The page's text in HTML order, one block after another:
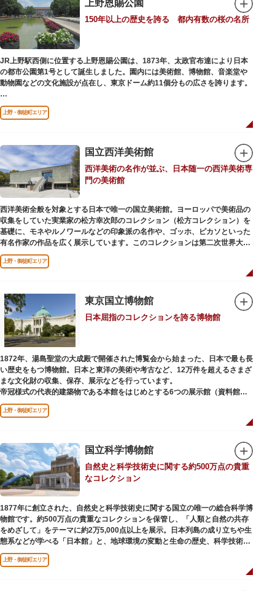
参拝は6:00～17:00（御朱印の授与は9:00～17:00）
上野恩賜公園
150年以上の歴史を誇る 都内有数の桜の名所
JR上野駅西側に位置する上野恩賜公園は、1873年、太政官布達により日本
の都市公園第1号として誕生しました。園内には美術館、博物館、音楽堂や
動物園などの文化施設が点在し、東京ドーム約11個分もの広さを誇ります。
ソメイヨシノやヤマザクラなど約1,200本の桜が植えられた園内は、桜の名
所としても有名。シーズンにはライトアップされた夜桜が一層風情を添え、
例年延べ330万人近い人出となります。不忍池（しのばずのいけ）は江戸時
ので、バードウォッチングを楽しむ人の姿も見られるスポットです。
美術館や博物館で国内外の芸術作品や文化・自然科学に触れたり、歴史の薫
りを感じながら史跡巡りを楽しんではいかがでしょうか。1日では見てまわ
りきれないほどの魅力にあふれた公園です。
上野・御徒町エリア
国立西洋美術館
西洋美術の名作が並ぶ、日本随一の西洋美術専
門の美術館
西洋美術全般を対象とする日本で唯一の国立美術館。ヨーロッパで美術品の
収集をしていた実業家の松方幸次郎のコレクション（松方コレクション）を
基礎に、モネやルノワールなどの印象派の名作や、ゴッホ、ピカソといった
有名作家の作品を広く展示しています。このコレクションは第二次世界大戦
中にフランス政府に接収され、戦後に専用の美術館を創設することを条件に
日本へ寄贈返還されました。
もの。「ル・コルビュジエの建築作品－近代建築運動への顕著な貢献－」の
構成資産の一つとして東京初の世界文化遺産に登録されています。前庭にも
ロダンの彫刻が展示されており、散策しながら美術鑑賞を楽しめるのも魅力
のひとつ。 ボランティア・スタッフと一緒に鑑賞する「美術トーク」や、解
説を聞きながら本館や前庭を一緒に歩く「建築ツアー」など、初めての来館
でも気軽に楽しめるプログラムも用意されています。
上野・御徒町エリア
東京国立博物館
日本屈指のコレクションを誇る博物館
1872年、湯島聖堂の大成殿で開催された博覧会から始まった、日本で最も長
い歴史をもつ博物館。日本と東洋の美術や考古など、12万件を超えるさまざ
まな文化財の収集、保存、展示などを行っています。
帝冠様式の代表的建築物である本館をはじめとする6つの展示館（資料館）
からなり、89件の国宝を所蔵。常に貴重な文化財を公開し、講座や講演会、
ワークショップなどを実施しています。国宝や重要文化財などの名品をたど
りながら、真の美術史を堪能し価値あるひと時を過ごしてみてはいかがでし
吹き抜けのエントランスに大理石の大階段がある本館では、壁時計やステン
ドグラスなど格調高い内部装飾にも注目してみてください。初めて来館する
方や時間が限られている方などに向け提案されたコース（日本美術入門／た
てものめぐり／仏像大好き）を参考にめぐるのも良いでしょう。
敷地内にはレストランやミュージアムショップのほか緑豊かな庭園も。季節
ごとの彩りを感じながらゆったりと散策するのもおすすめです。
上野・御徒町エリア
国立科学博物館
自然史と科学技術史に関する約500万点の貴重
なコレクション
1877年に創立された、自然史と科学技術史に関する国立の唯一の総合科学博
物館です。約500万点の貴重なコレクションを保管し、「人類と自然の共存
をめざして」をテーマに約2万5,000点以上を展示。日本列島の成り立ちや生
態系などが学べる「日本館」と、地球環境の変動と生命の歴史、科学技術の
進歩などが学べる「地球館」の2つの常設展示をメインに、特別展・企画展
などから構成されています。
2005年「愛・地球博」の長久手日本館で人気を博した「地球の部屋」を移設
上野・御徒町エリア